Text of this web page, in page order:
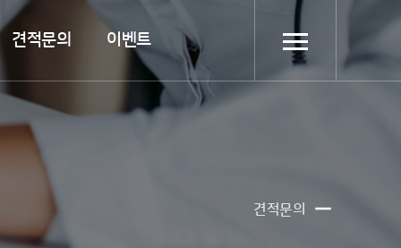
견적문의 이벤트
견적문의 